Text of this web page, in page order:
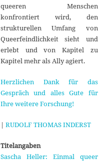
queeren Menschen
konfrontiert wird, den
strukturellen Umfang von
Queerfeindlichkeit sieht und
erlebt und von Kapitel zu
Kapitel mehr als Ally agiert.
Herzlichen Dank für das
Gespräch und alles Gute für
Ihre weitere Forschung!
| RUDOLF THOMAS INDERST
Titelangaben
Sascha Heller: Einmal queer